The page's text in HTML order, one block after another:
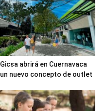
Gicsa abrirá en Cuernavaca
un nuevo concepto de outlet